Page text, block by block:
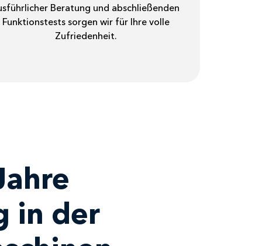
Beratung und abschließenden
Funktionstests sorgen wir für Ihre volle
Zufriedenheit.
in der